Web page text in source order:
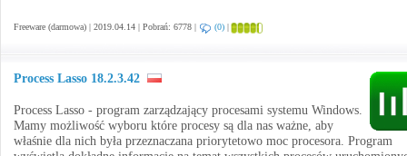
Freeware (darmowa) | 2019.04.14 | Pobrań: 6778 | (0) |
Process Lasso 18.2.3.42
Process Lasso - program zarządzający procesami systemu Windows.
Mamy możliwość wyboru które procesy są dla nas ważne, aby
właśnie dla nich była przeznaczana priorytetowo moc procesora. Program